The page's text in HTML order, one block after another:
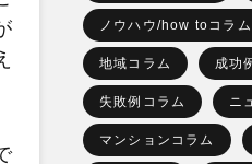
ノウハウ/how toコラム
地域コラム 成功
失敗例コラム ニ
マンションコラム